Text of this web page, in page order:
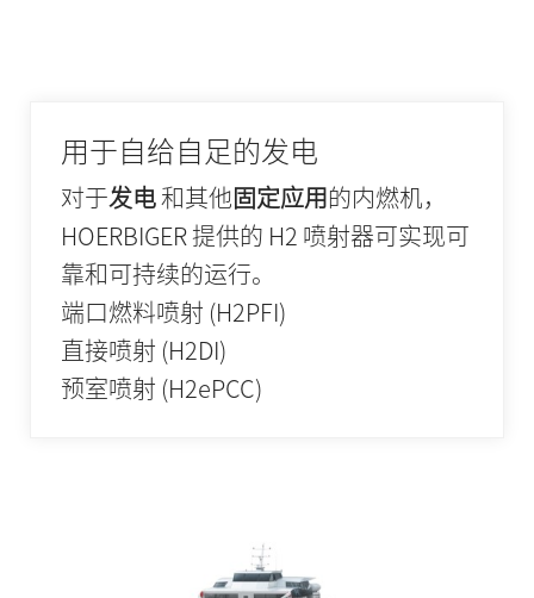
用于自给自足的发电
对于发电和其他固定应用的内燃机，
HOERBIGER 提供的 H2 喷射器可实现可
靠和可持续的运行。
端口燃料喷射 (H2PFI)
直接喷射 (H2DI)
预室喷射 (H2ePCC)